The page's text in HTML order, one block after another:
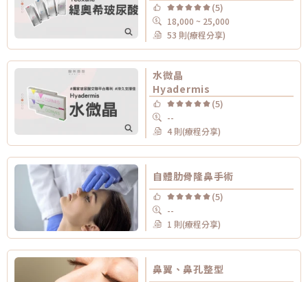
(5)
18,000 ~ 25,000
53 則(療程分享)
水微晶
Hyadermis
(5)
--
4 則(療程分享)
自體肋骨隆鼻手術
(5)
--
1 則(療程分享)
鼻翼、鼻孔整型